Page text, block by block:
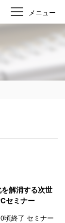
解消する次世
セミナー
頃終了 セミナー